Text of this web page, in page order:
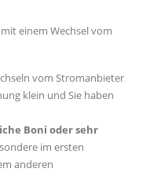
einem Wechsel vom
vom Stromanbieter
klein und Sie haben
Boni oder sehr
im ersten
anderen